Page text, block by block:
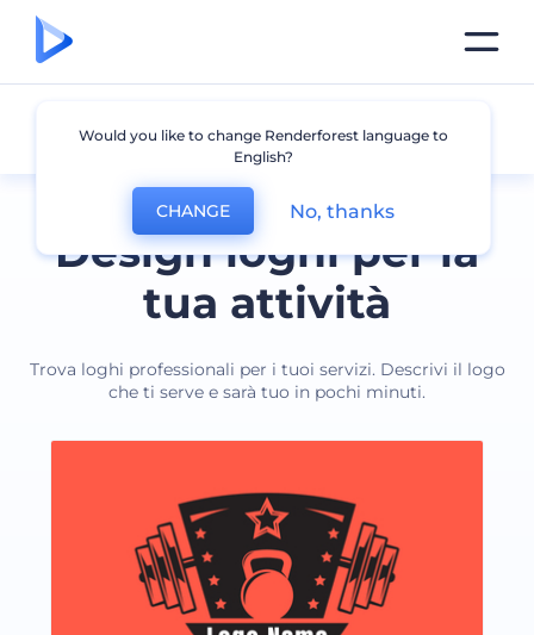
Design loghi per la
tua attività
Trova loghi professionali per i tuoi servizi. Descrivi il logo
che ti serve e sarà tuo in pochi minuti.
Servizi
Would you like to change Renderforest language to
English?
CHANGE No, thanks